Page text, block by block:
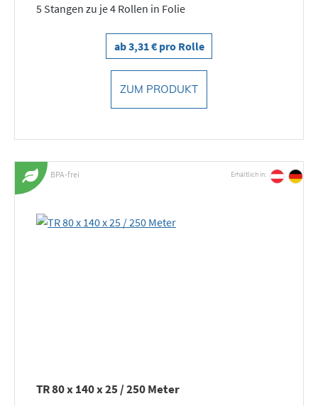
5 Stangen zu je 4 Rollen in Folie
ab 3,31 € pro Rolle
ZUM PRODUKT
BPA-frei Erhältlich in:
TR 80 x 140 x 25 / 250 Meter